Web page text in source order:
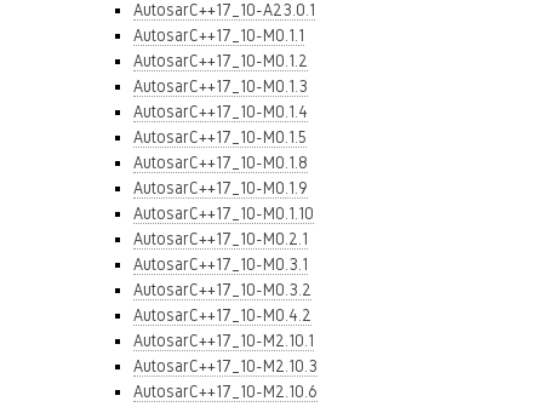
AutosarC++17_10-A23.0.1
AutosarC++17_10-M0.1.1
AutosarC++17_10-M0.1.2
AutosarC++17_10-M0.1.3
AutosarC++17_10-M0.1.4
AutosarC++17_10-M0.1.5
AutosarC++17_10-M0.1.8
AutosarC++17_10-M0.1.9
AutosarC++17_10-M0.1.10
AutosarC++17_10-M0.2.1
AutosarC++17_10-M0.3.1
AutosarC++17_10-M0.3.2
AutosarC++17_10-M0.4.2
AutosarC++17_10-M2.10.1
AutosarC++17_10-M2.10.3
AutosarC++17_10-M2.10.6